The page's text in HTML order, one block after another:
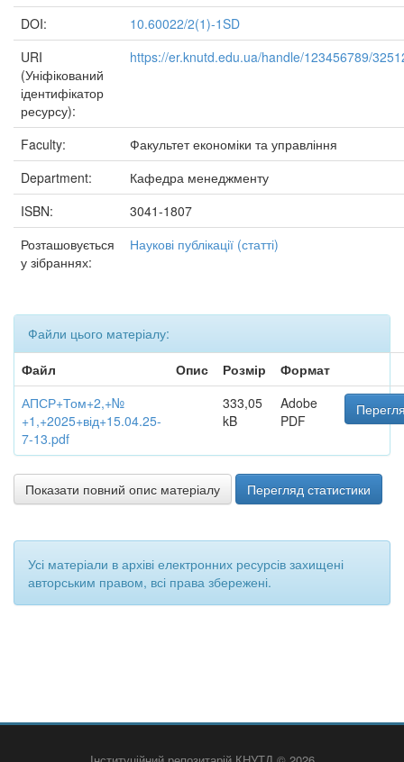
DOI:
10.60022/2(1)-1SD
URI
(Уніфікований
ідентифікатор
ресурсу):
https://er.knutd.edu.ua/handle/123456789/
Faculty:
Факультет економіки та управління
Department:
Кафедра менеджменту
ISBN:
3041-1807
Розташовується
у зібраннях:
Наукові публікації (статті)
Файли цього матеріалу:
Файл
Опис Розмір
Формат
АПСР+Том+2,+№
+1,+2025+від+15.04.25-
7-13.pdf
333,05
kB
Adobe
PDF
Показати повний опис матеріалу Перегляд статистики
Усі матеріали в архіві електронних ресурсів захищені
авторським правом, всі права збережені.